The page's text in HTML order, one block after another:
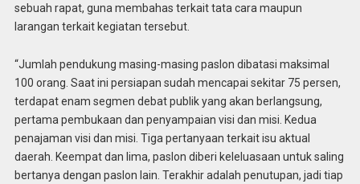
sebuah rapat, guna membahas terkait tata cara maupun
larangan terkait kegiatan tersebut.
“Jumlah pendukung masing-masing paslon dibatasi maksimal
100 orang. Saat ini persiapan sudah mencapai sekitar 75 persen,
terdapat enam segmen debat publik yang akan berlangsung,
pertama pembukaan dan penyampaian visi dan misi. Kedua
penajaman visi dan misi. Tiga pertanyaan terkait isu aktual
daerah. Keempat dan lima, paslon diberi keleluasaan untuk saling
bertanya dengan paslon lain. Terakhir adalah penutupan, jadi tiap